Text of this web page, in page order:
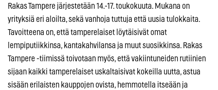
Rakas Tampere järjestetään 14.-17. toukokuuta. Mukana on
yrityksiä eri aloilta, sekä vanhoja tuttuja että uusia tulokkaita.
Tavoitteena on, että tamperelaiset löytäisivät omat
lempiputiikkinsa, kantakahvilansa ja muut suosikkinsa. Rakas
Tampere -tiimissä toivotaan myös, että vakiintuneiden rutiinien
sijaan kaikki tamperelaiset uskaltaisivat kokeilla uutta, astua
sisään erilaisten kauppojen ovista, hemmotella itseään ja